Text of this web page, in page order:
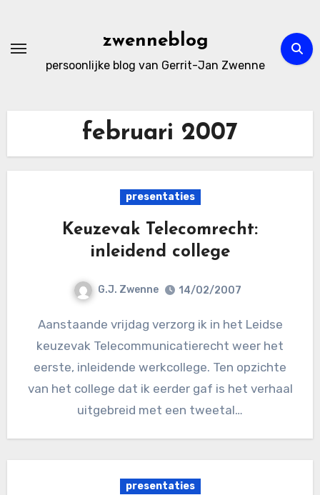
de
zwenneblog
persoonlijke blog van Gerrit-Jan Zwenne
februari 2007
presentaties
Keuzevak Telecomrecht:
inleidend college
G.J. Zwenne 14/02/2007
Aanstaande vrijdag verzorg ik in het Leidse
keuzevak Telecommunicatierecht weer het
eerste, inleidende werkcollege. Ten opzichte
van het college dat ik eerder gaf is het verhaal
uitgebreid met een tweetal…
presentaties